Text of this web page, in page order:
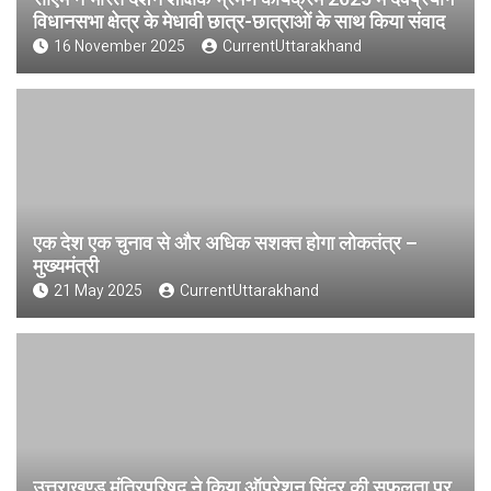
विधानसभा क्षेत्र के मेधावी छात्र-छात्राओं के साथ किया संवाद
16 November 2025 CurrentUttarakhand
एक देश एक चुनाव से और अधिक सशक्त होगा लोकतंत्र –
मुख्यमंत्री
21 May 2025 CurrentUttarakhand